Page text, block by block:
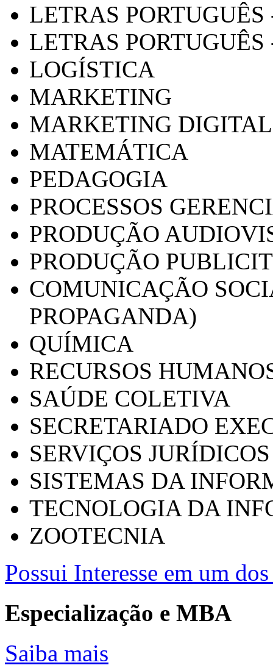
LETRAS
LETRAS PORTUGUÊS
LOGÍSTICA
MARKETING
MARKETING DIGITAL
MATEMÁTICA
PEDAGOGIA
PROCESSOS
PRODUÇÃO
PRODUÇÃO
COMUNICAÇÃO
PROPAGANDA)
QUÍMICA
RECURSOS
SAÚDE COLETIVA
SECRETARIADO
SERVIÇOS
SISTEMAS DA
TECNOLOGIA DA
ZOOTECNIA
Possui Interesse em um
Especialização e MBA
Saiba mais